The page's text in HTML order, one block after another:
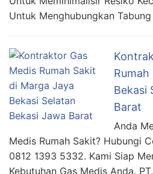
Untuk Menghubungkan
Bekasi
Barat
Anda
Medis Rumah Sakit? Hubungi
0812 1393 5332. Kami Siap
Kebutuhan Gas Medis Anda.